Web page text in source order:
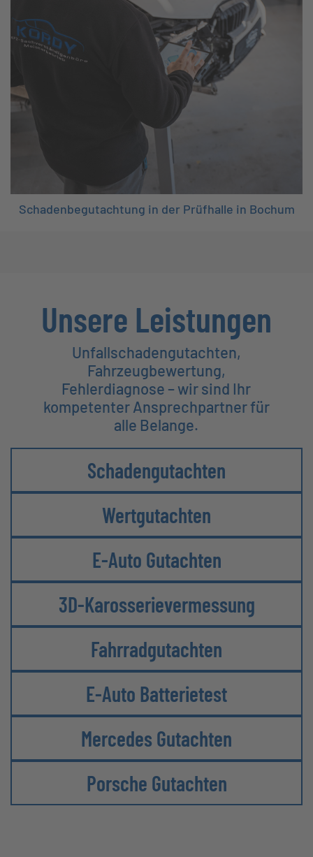
Schadenbegutachtung in der Prüfhalle in Bochum
Unsere Leistungen
Unfallschadengutachten,
Fahrzeugbewertung,
Fehlerdiagnose – wir sind Ihr
kompetenter Ansprechpartner für
alle Belange.
Schadengutachten
Wertgutachten
E-Auto Gutachten
3D-Karosserie­vermessung
Fahrradgutachten
E-Auto Batterietest
Mercedes Gutachten
Porsche Gutachten